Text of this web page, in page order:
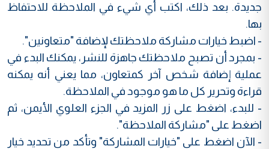
جديدة. بعد ذلك، اكتب أي شيء في الملاحظة للاحتفاظ
بها.
- اضبط خيارات مشاركة ملاحظتك لإضافة "متعاونين".
- بمجرد أن تصبح ملاحظتك جاهزة للنشر، يمكنك البدء في
عملية إضافة شخص آخر كمتعاون، مما يعني أنه يمكنه
قراءة وتحرير كل ما هو موجود في الملاحظة.
- للبدء، اضغط على زر المزيد في الجزء العلوي الأيمن، ثم
اضغط على "مشاركة الملاحظة".
- الآن اضغط على "خيارات المشاركة" وتأكد من تحديد خيار